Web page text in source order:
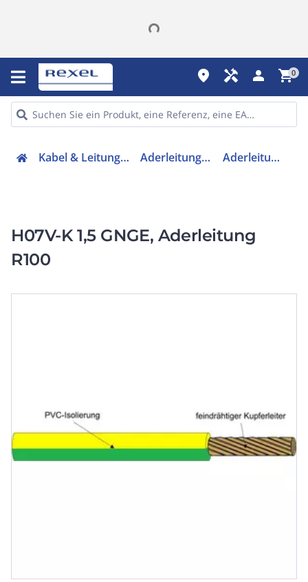
place handyman person shopping_cart0
Kabel & Leitungen Aderleitungen Aderleitung
H07V-K 1,5 GNGE, Aderleitung
R100